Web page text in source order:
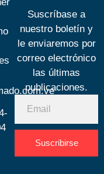
Suscríbase a
nuestro boletín y
le enviaremos por
correo electrónico
las últimas
publicaciones.
Suscribirse